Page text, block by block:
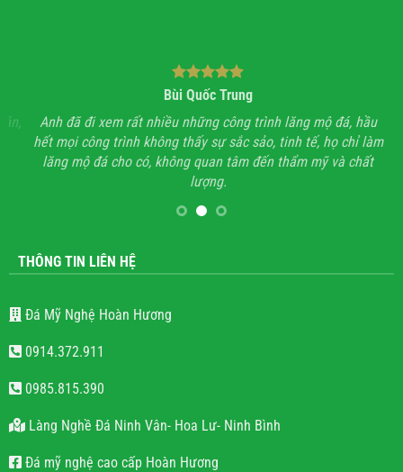
Bùi Quốc Trung
Anh đã đi xem rất nhiều những công trình lăng mộ đá, hầu
hết mọi công trình không thấy sự sắc sảo, tinh tế, họ chỉ làm
lăng mộ đá cho có, không quan tâm đến thẩm mỹ và chất
lượng.
THÔNG TIN LIÊN HỆ
Đá Mỹ Nghệ Hoàn Hương
0914.372.911
0985.815.390
Làng Nghề Đá Ninh Vân- Hoa Lư- Ninh Bình
Đá mỹ nghệ cao cấp Hoàn Hương